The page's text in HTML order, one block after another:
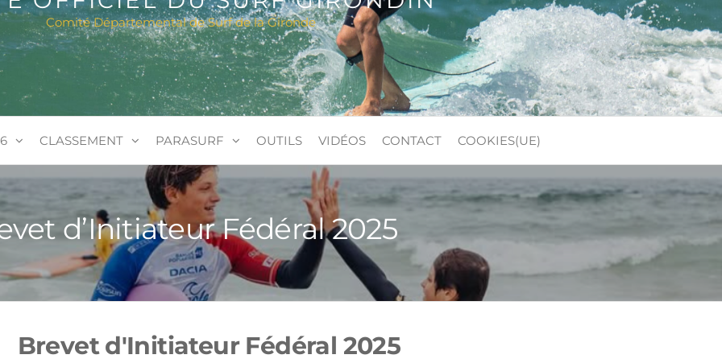
Comité Départemental de Surf de la Gironde
CLASSEMENT PARASURF OUTILS VIDÉOS CONTACT COOKIES(UE)
d’Initiateur Fédéral 2025
Brevet d'Initiateur Fédéral 2025